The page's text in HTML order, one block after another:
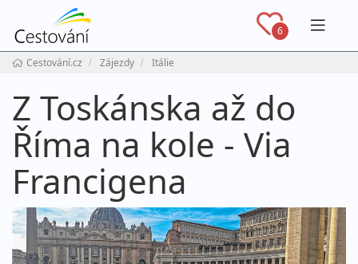
6
Cestování.cz Zájezdy Itálie
Z Toskánska až do
Říma na kole - Via
Francigena